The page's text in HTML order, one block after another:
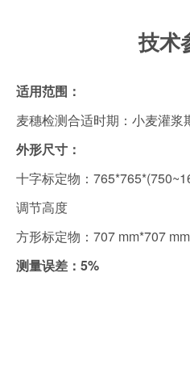
技术
适用范围：
麦穗检测合适时期：小麦灌浆
外形尺寸：
十字标定物：
调节高度
方形标定物：707 mm*707 mm
测量误差：5%